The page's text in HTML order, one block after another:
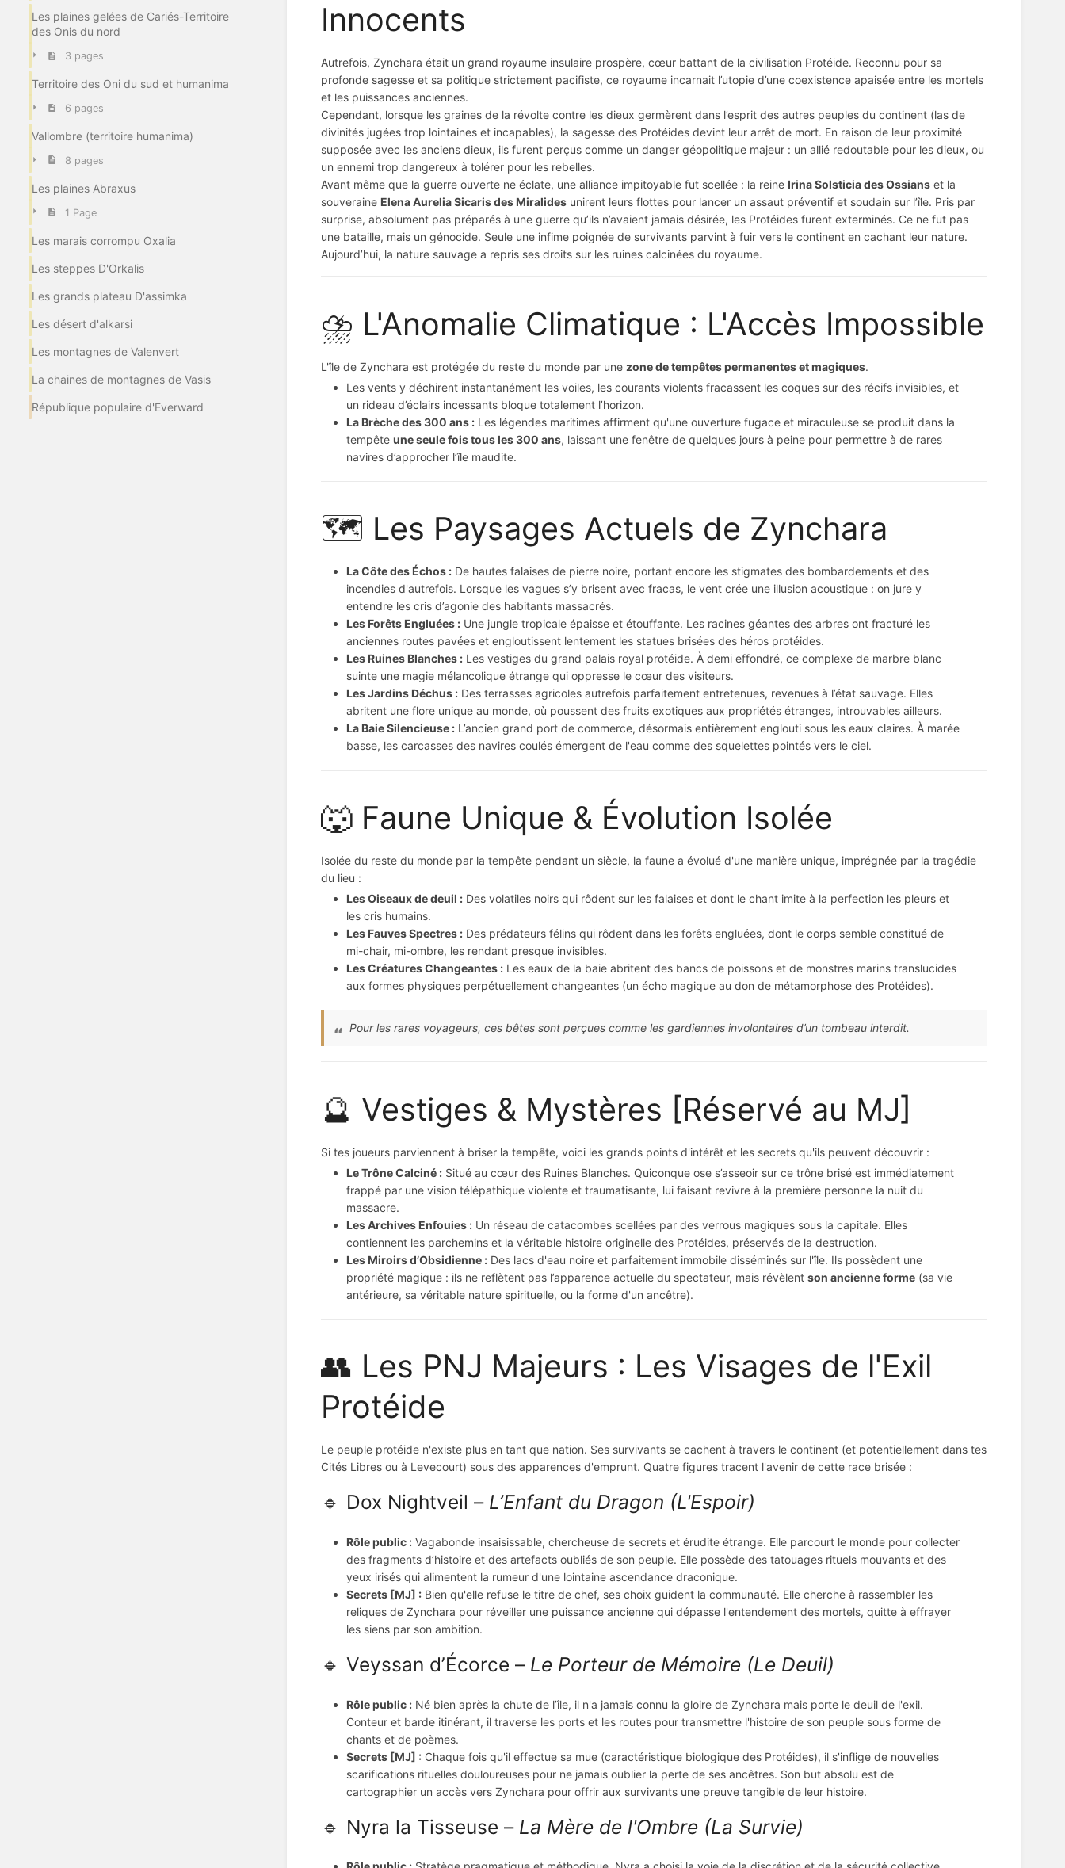
Les plaines gelées de Cariés-Territoire
des Onis du nord
3 pages
Territoire des Oni du sud et humanima
6 pages
Vallombre (territoire humanima)
8 pages
Les plaines Abraxus
1 Page
Les marais corrompu Oxalia
Les steppes D'Orkalis
Les grands plateau D'assimka
Les désert d'alkarsi
Les montagnes de Valenvert
La chaines de montagnes de Vasis
République populaire d'Everward
Innocents
Autrefois, Zynchara était un grand royaume insulaire prospère, cœur battant de la civilisation Protéide. Reconnu pour sa
profonde sagesse et sa politique strictement pacifiste, ce royaume incarnait l’utopie d’une coexistence apaisée entre les mortels
et les puissances anciennes.
Cependant, lorsque les graines de la révolte contre les dieux germèrent dans l’esprit des autres peuples du continent (las de
divinités jugées trop lointaines et incapables), la sagesse des Protéides devint leur arrêt de mort. En raison de leur proximité
supposée avec les anciens dieux, ils furent perçus comme un danger géopolitique majeur : un allié redoutable pour les dieux, ou
un ennemi trop dangereux à tolérer pour les rebelles.
Avant même que la guerre ouverte ne éclate, une alliance impitoyable fut scellée : la reine Irina Solsticia des Ossians et la
souveraine Elena Aurelia Sicaris des Miralides unirent leurs flottes pour lancer un assaut préventif et soudain sur l’île. Pris par
surprise, absolument pas préparés à une guerre qu’ils n’avaient jamais désirée, les Protéides furent exterminés. Ce ne fut pas
une bataille, mais un génocide. Seule une infime poignée de survivants parvint à fuir vers le continent en cachant leur nature.
Aujourd’hui, la nature sauvage a repris ses droits sur les ruines calcinées du royaume.
⛈️ L'Anomalie Climatique : L'Accès Impossible
L'île de Zynchara est protégée du reste du monde par une zone de tempêtes permanentes et magiques.
Les vents y déchirent instantanément les voiles, les courants violents fracassent les coques sur des récifs invisibles, et
un rideau d’éclairs incessants bloque totalement l’horizon.
La Brèche des 300 ans : Les légendes maritimes affirment qu'une ouverture fugace et miraculeuse se produit dans la
tempête une seule fois tous les 300 ans, laissant une fenêtre de quelques jours à peine pour permettre à de rares
navires d’approcher l’île maudite.
🗺️ Les Paysages Actuels de Zynchara
La Côte des Échos : De hautes falaises de pierre noire, portant encore les stigmates des bombardements et des
incendies d'autrefois. Lorsque les vagues s’y brisent avec fracas, le vent crée une illusion acoustique : on jure y
entendre les cris d’agonie des habitants massacrés.
Les Forêts Engluées : Une jungle tropicale épaisse et étouffante. Les racines géantes des arbres ont fracturé les
anciennes routes pavées et engloutissent lentement les statues brisées des héros protéides.
Les Ruines Blanches : Les vestiges du grand palais royal protéide. À demi effondré, ce complexe de marbre blanc
suinte une magie mélancolique étrange qui oppresse le cœur des visiteurs.
Les Jardins Déchus : Des terrasses agricoles autrefois parfaitement entretenues, revenues à l’état sauvage. Elles
abritent une flore unique au monde, où poussent des fruits exotiques aux propriétés étranges, introuvables ailleurs.
La Baie Silencieuse : L’ancien grand port de commerce, désormais entièrement englouti sous les eaux claires. À marée
basse, les carcasses des navires coulés émergent de l'eau comme des squelettes pointés vers le ciel.
🐺 Faune Unique & Évolution Isolée
Isolée du reste du monde par la tempête pendant un siècle, la faune a évolué d'une manière unique, imprégnée par la tragédie
du lieu :
Les Oiseaux de deuil : Des volatiles noirs qui rôdent sur les falaises et dont le chant imite à la perfection les pleurs et
les cris humains.
Les Fauves Spectres : Des prédateurs félins qui rôdent dans les forêts engluées, dont le corps semble constitué de
mi-chair, mi-ombre, les rendant presque invisibles.
Les Créatures Changeantes : Les eaux de la baie abritent des bancs de poissons et de monstres marins translucides
aux formes physiques perpétuellement changeantes (un écho magique au don de métamorphose des Protéides).
Pour les rares voyageurs, ces bêtes sont perçues comme les gardiennes involontaires d’un tombeau interdit.
🔮 Vestiges & Mystères [Réservé au MJ]
Si tes joueurs parviennent à briser la tempête, voici les grands points d'intérêt et les secrets qu'ils peuvent découvrir :
Le Trône Calciné : Situé au cœur des Ruines Blanches. Quiconque ose s’asseoir sur ce trône brisé est immédiatement
frappé par une vision télépathique violente et traumatisante, lui faisant revivre à la première personne la nuit du
massacre.
Les Archives Enfouies : Un réseau de catacombes scellées par des verrous magiques sous la capitale. Elles
contiennent les parchemins et la véritable histoire originelle des Protéides, préservés de la destruction.
Les Miroirs d’Obsidienne : Des lacs d'eau noire et parfaitement immobile disséminés sur l'île. Ils possèdent une
propriété magique : ils ne reflètent pas l’apparence actuelle du spectateur, mais révèlent son ancienne forme (sa vie
antérieure, sa véritable nature spirituelle, ou la forme d'un ancêtre).
👥 Les PNJ Majeurs : Les Visages de l'Exil
Protéide
Le peuple protéide n'existe plus en tant que nation. Ses survivants se cachent à travers le continent (et potentiellement dans tes
Cités Libres ou à Levecourt) sous des apparences d'emprunt. Quatre figures tracent l'avenir de cette race brisée :
🔹 Dox Nightveil – L’Enfant du Dragon (L'Espoir)
Rôle public : Vagabonde insaisissable, chercheuse de secrets et érudite étrange. Elle parcourt le monde pour collecter
des fragments d’histoire et des artefacts oubliés de son peuple. Elle possède des tatouages rituels mouvants et des
yeux irisés qui alimentent la rumeur d'une lointaine ascendance draconique.
Secrets [MJ] : Bien qu'elle refuse le titre de chef, ses choix guident la communauté. Elle cherche à rassembler les
reliques de Zynchara pour réveiller une puissance ancienne qui dépasse l'entendement des mortels, quitte à effrayer
les siens par son ambition.
🔹 Veyssan d’Écorce – Le Porteur de Mémoire (Le Deuil)
Rôle public : Né bien après la chute de l’île, il n'a jamais connu la gloire de Zynchara mais porte le deuil de l'exil.
Conteur et barde itinérant, il traverse les ports et les routes pour transmettre l'histoire de son peuple sous forme de
chants et de poèmes.
Secrets [MJ] : Chaque fois qu'il effectue sa mue (caractéristique biologique des Protéides), il s'inflige de nouvelles
scarifications rituelles douloureuses pour ne jamais oublier la perte de ses ancêtres. Son but absolu est de
cartographier un accès vers Zynchara pour offrir aux survivants une preuve tangible de leur histoire.
🔹 Nyra la Tisseuse – La Mère de l'Ombre (La Survie)